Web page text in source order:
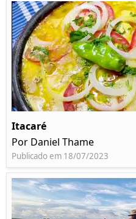
Itacaré
Por Daniel Thame
Publicado em 18/07/2023